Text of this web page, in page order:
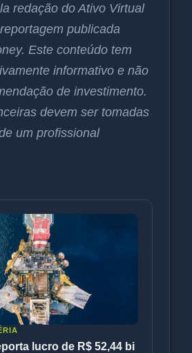
redação do Ativo Virtual
publicada
Este conteúdo tem
informativo e não
de investimento.
devem ser tomadas
um profissional
lucro de R$ 52,44 bi